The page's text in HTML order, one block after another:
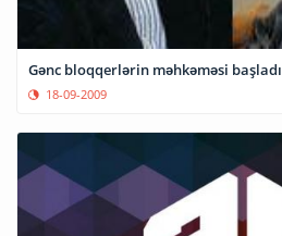
Gənc bloqqerlərin məhkəməsi başladı
18-09-2009